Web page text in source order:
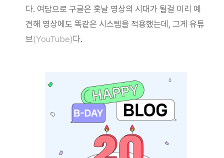
다. 여담으로 구글은 훗날 영상의 시대가 될걸 미리 예
견해 영상에도 똑같은 시스템을 적용했는데, 그게 유튜
브(YouTube)다.